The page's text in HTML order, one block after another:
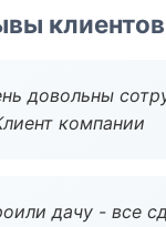
клиентов
довольны
компании
дачу - все